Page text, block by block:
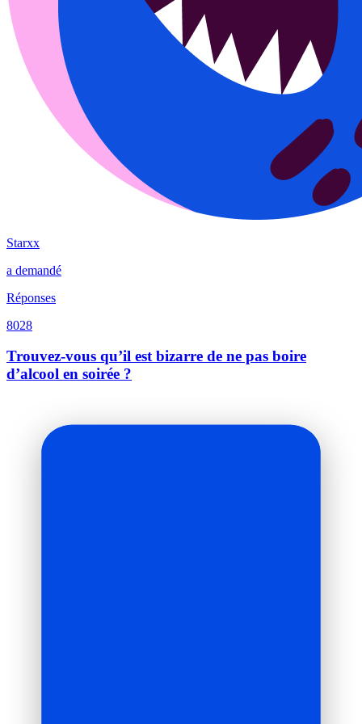
Starxx
a demandé
Réponses
8028
Trouvez-vous qu’il est bizarre de ne pas boire
d’alcool en soirée ?